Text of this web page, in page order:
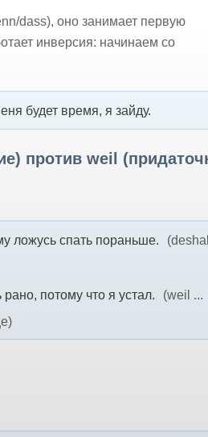
dass), оно занимает первую
инверсия: начинаем со
будет время, я зайду.
против weil
ложусь спать пораньше.
потому что я устал.
(weil ...